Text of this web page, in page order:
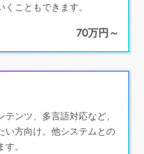
こともできます。
70万円～
ンツ、多言語対応など、
い方向け。他システムとの
。